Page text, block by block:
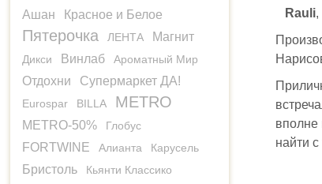
Rauli,
вполне
найти
Ашан
Красное и Белое
Пятерочка ЛЕНТА Магнит
Дикси Винлаб Ароматный Мир
Отдохни Супермаркет ДА!
Eurospar BILLA METRO
METRO-50% Глобус
FORTWINE Алианта Карусель
Бристоль Кьянти Классико